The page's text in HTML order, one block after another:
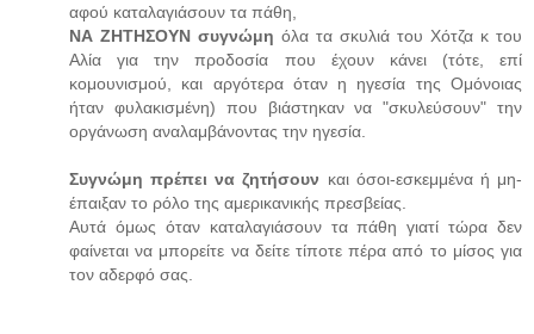
αφού καταλαγιάσουν τα πάθη,
ΝΑ ΖΗΤΗΣΟΥΝ συγνώμη όλα τα σκυλιά του Χότζα κ του
Αλία για την προδοσία που έχουν κάνει (τότε, επί
κομουνισμού, και αργότερα όταν η ηγεσία της Ομόνοιας
ήταν φυλακισμένη) που βιάστηκαν να "σκυλεύσουν" την
οργάνωση αναλαμβάνοντας την ηγεσία.
Συγνώμη πρέπει να ζητήσουν και όσοι-εσκεμμένα ή μη-
έπαιξαν το ρόλο της αμερικανικής πρεσβείας.
Αυτά όμως όταν καταλαγιάσουν τα πάθη γιατί τώρα δεν
φαίνεται να μπορείτε να δείτε τίποτε πέρα από το μίσος για
τον αδερφό σας.